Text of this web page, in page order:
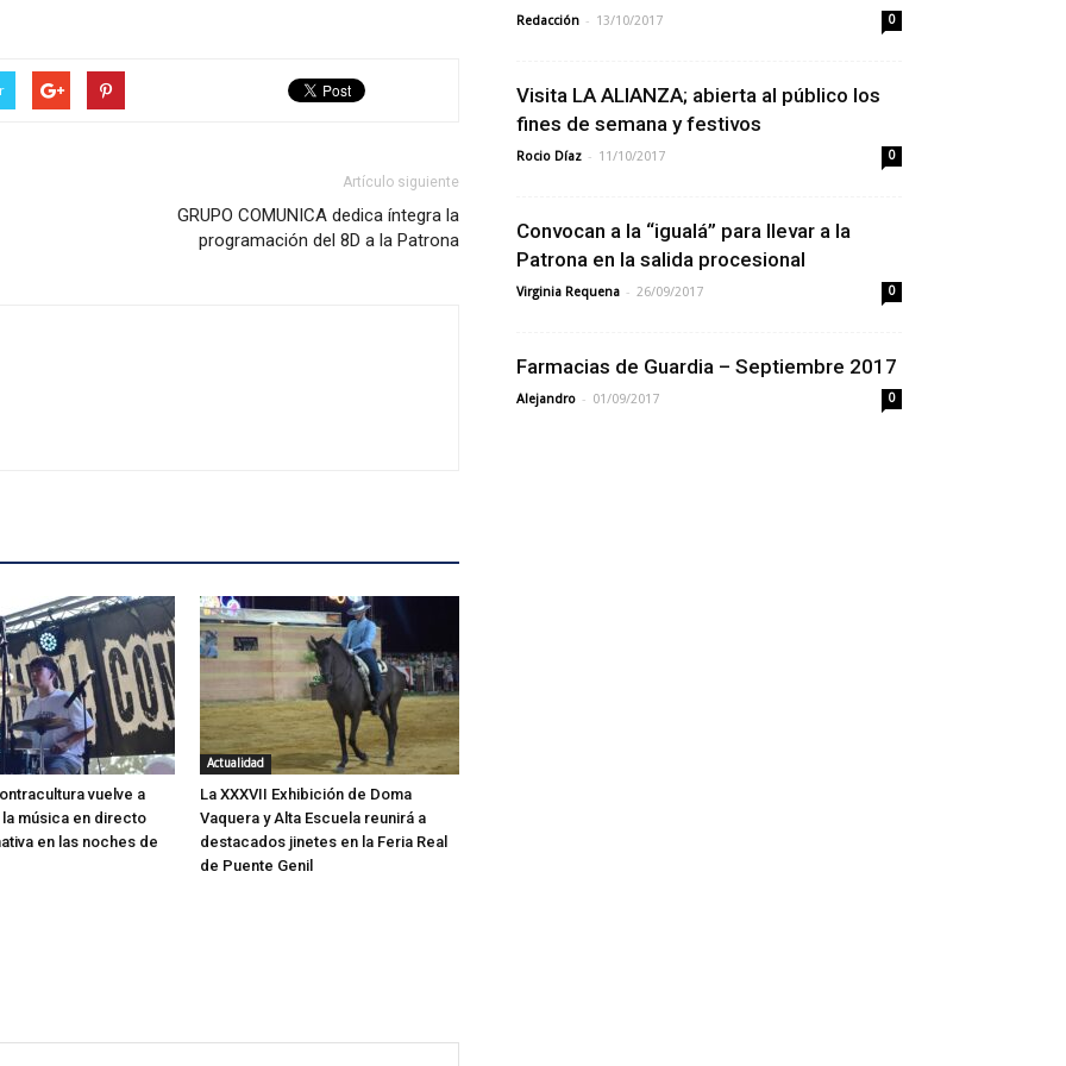
Artículo siguiente
GRUPO COMUNICA dedica íntegra la
programación del 8D a la Patrona
vuelve a
música en directo
en las noches de
Actualidad
La XXXVII Exhibición de Doma
Vaquera y Alta Escuela reunirá a
destacados jinetes en la Feria Real
de Puente Genil
Redacción - 13/10/2017 0
Visita LA ALIANZA; abierta al público los
fines de semana y festivos
Rocio Díaz - 11/10/2017 0
Convocan a la “igualá” para llevar a la
Patrona en la salida procesional
Virginia Requena - 26/09/2017 0
Farmacias de Guardia – Septiembre 2017
Alejandro - 01/09/2017 0